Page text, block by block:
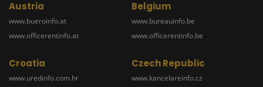
Austria
www.bueroinfo.at
www.officerentinfo.at
Belgium
www.bureauinfo.be
www.officerentinfo.be
Croatia
www.uredinfo.com.hr
Czech Republic
www.kancelareinfo.cz